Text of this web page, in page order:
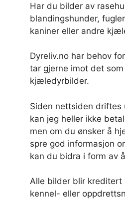
Har du bilder av
blandingshunder,
kaniner eller andre
Dyreliv.no har behov
tar gjerne imot det
kjæledyrbilder.
Siden nettsiden driftes
kan jeg heller ikke
men om du ønsker å
spre god informasjon
kan du bidra i form av
Alle bilder blir kreditert
kennel- eller